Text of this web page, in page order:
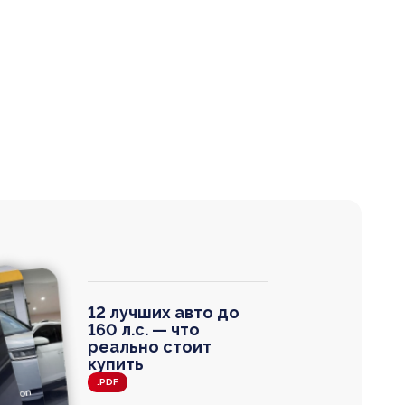
12 лучших авто до
160 л.с. — что
реально стоит
купить
.PDF